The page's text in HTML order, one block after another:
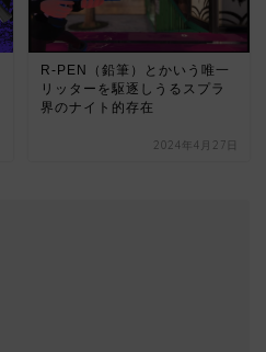
R-PEN（鉛筆）とかいう唯一
リッターを駆逐しうるスプラ
界のナイト的存在
2024年4月27日